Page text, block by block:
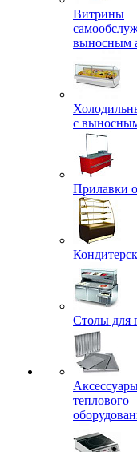
Витрины
выносным
с
Прилавки
Столы для
теплового